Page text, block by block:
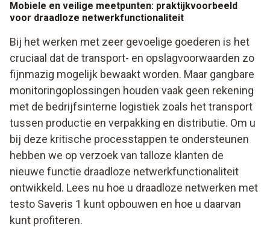
Mobiele en veilige meetpunten: praktijkvoorbeeld
voor draadloze netwerkfunctionaliteit
Bij het werken met zeer gevoelige goederen is het
cruciaal dat de transport- en opslagvoorwaarden zo
fijnmazig mogelijk bewaakt worden. Maar gangbare
monitoringoplossingen houden vaak geen rekening
met de bedrijfsinterne logistiek zoals het transport
tussen productie en verpakking en distributie. Om u
bij deze kritische processtappen te ondersteunen
hebben we op verzoek van talloze klanten de
nieuwe functie draadloze netwerkfunctionaliteit
ontwikkeld. Lees nu hoe u draadloze netwerken met
testo Saveris 1 kunt opbouwen en hoe u daarvan
kunt profiteren.